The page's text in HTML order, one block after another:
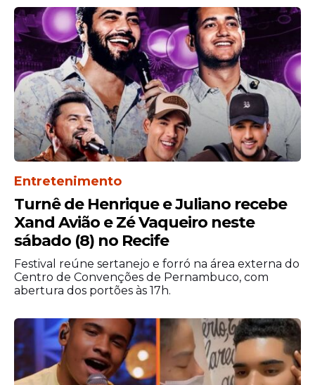
Tracunhaém (PE)
Entrada: Gratuita
Sábado (6) – a partir das
21h
Mestre Lua e a Ciranda Lunar
Mestre Arnaldo e a Ciranda do Amaro
Branco
Mestre Walter e a Ciranda Cobiçada
Mestre Zeca e a Ciranda Popular de
Paudalho
Mestre Luiz Henrique e a Ciranda
Balanço do Amor
Domingo (7) – a partir
das 18h
Mestre Juarez e a Ciranda Tabajara
Ciranda Mimosa
Mestre Biu Paizinho e a Ciranda Terno
da Mata
Entretenimento
Turnê de Henrique e Juliano recebe
Xand Avião e Zé Vaqueiro neste
sábado (8) no Recife
Festival reúne sertanejo e forró na área externa do
Centro de Convenções de Pernambuco, com
abertura dos portões às 17h.